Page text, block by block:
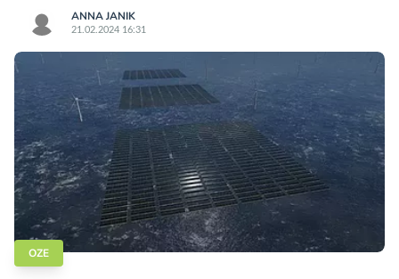
ANNA JANIK
21.02.2024 16:31
OZE